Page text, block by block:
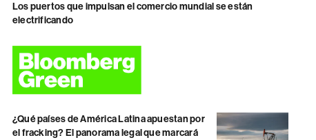
Los puertos que impulsan el comercio mundial se están
electrificando
¿Qué países de América Latina apuestan por
el fracking? El panorama legal que marcará